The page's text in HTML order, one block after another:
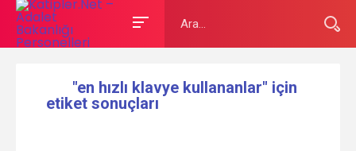
"en hızlı klavye kullananlar" için
etiket sonuçları